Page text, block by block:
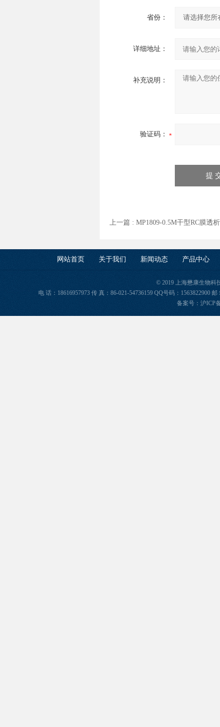
省份：
详细地址：
补充说明：
验证码：
上一篇 : MP1809-0.5M干型RC膜透
网站首页 关于我们 新闻动态 产品中心
© 2019 上海懋康生物科
电 话：18616957973 传 真：86-021-54736159 QQ号码：1563822900
备案号： 沪ICP